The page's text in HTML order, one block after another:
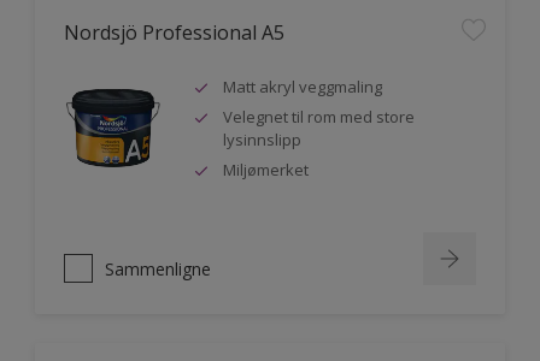
Nordsjö Professional A5
Matt akryl veggmaling
Velegnet til rom med store
lysinnslipp
Miljømerket
Sammenligne